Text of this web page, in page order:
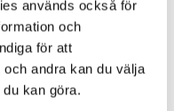
används också för
och
för att
andra kan du välja
kan göra.